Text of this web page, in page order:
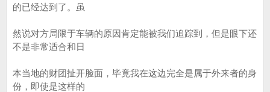
的已经达到了。虽
然说对方局限于车辆的原因肯定能被我们追踪到，但是眼下还
不是非常适合和日
本当地的财团扯开脸面，毕竟我在这边完全是属于外来者的身
份，即使是这样的